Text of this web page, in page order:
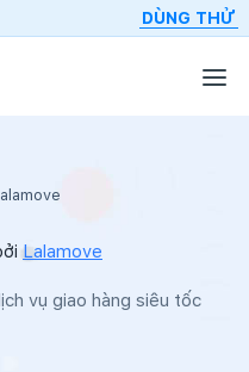
DÙNG THỬ
Lalamove
vụ giao hàng siêu tốc